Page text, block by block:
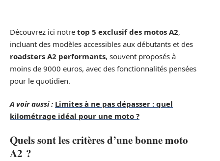
Découvrez ici notre top 5 exclusif des motos A2,
incluant des modèles accessibles aux débutants et des
roadsters A2 performants, souvent proposés à
moins de 9000 euros, avec des fonctionnalités pensées
pour le quotidien.
A voir aussi : Limites à ne pas dépasser : quel
kilométrage idéal pour une moto ?
Quels sont les critères d’une bonne moto
A2 ?